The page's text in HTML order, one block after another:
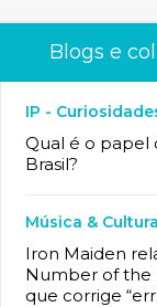
Blogs e
IP -
Qual é o papel
Brasil?
Música & Cultura
Iron Maiden
Number of the
que corrige